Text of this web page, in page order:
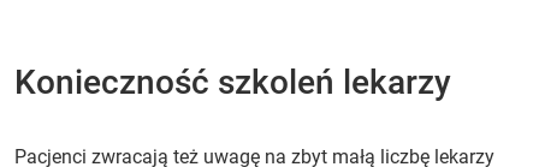
Konieczność szkoleń lekarzy
Pacjenci zwracają też uwagę na zbyt małą liczbę lekarzy